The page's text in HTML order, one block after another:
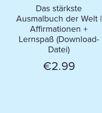
Das stärkste
Ausmalbuch der Welt |
Affirmationen +
Lernspaß (Download-
Datei)
€2.99